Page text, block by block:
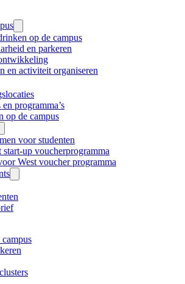
op de campus
en parkeren
en activiteit organiseren
programma’s
op de campus
voor studenten
up voucherprogramma
West voucher programma